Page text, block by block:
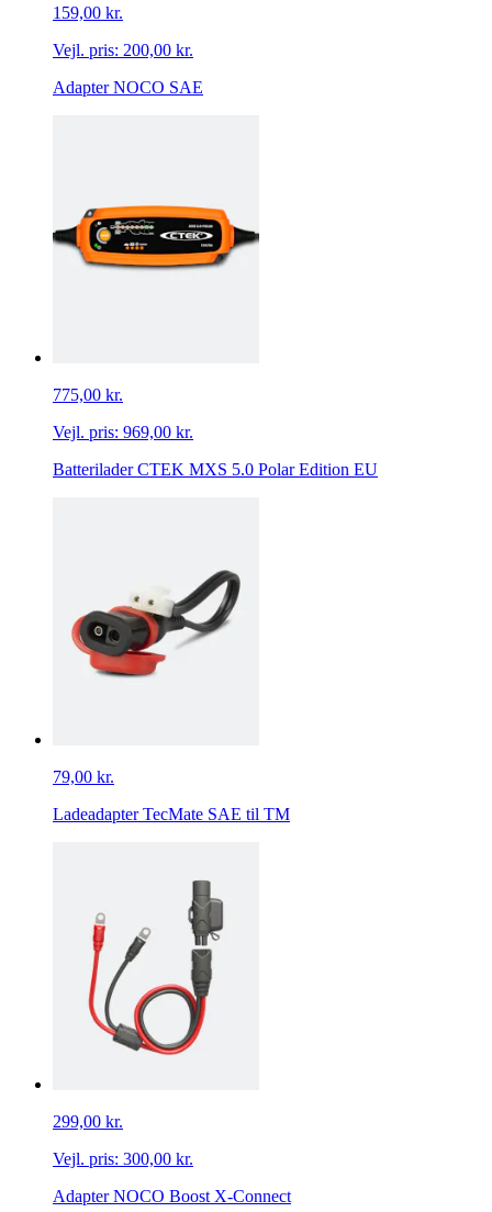
159,00 kr.
Vejl. pris: 200,00 kr.
Adapter NOCO SAE
775,00 kr.
Vejl. pris: 969,00 kr.
Batterilader CTEK MXS 5.0 Polar Edition EU
79,00 kr.
Ladeadapter TecMate SAE til TM
299,00 kr.
Vejl. pris: 300,00 kr.
Adapter NOCO Boost X-Connect